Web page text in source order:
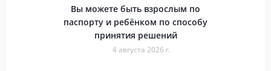
Вы можете быть взрослым по
паспорту и ребёнком по способу
принятия решений
4 августа 2026 г.